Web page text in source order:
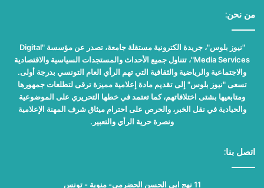
من نحن:
"نيوز بلوس"، جريدة الكترونية مستقلة جامعة، تصدر عن مؤسسة "Digital
Media Services"، تتناول جميع الأحداث والمستجدات السياسية والاقتصادية
والاجتماعية والرياضية والثقافية التي تهم الرأي العام التونسي بدرجة أولى.
تسعى "نيوز بلوس" إلى تقديم مادة إعلامية مميزة ترقى لتطلعات جمهورها
ومتابعيها بشتى اختلافاتهم، كما تعتمد في خطها التحريري على الموضوعية
والحيادية في نقل الخبر، والحرص على احترام ميثاق شرف المهنة الإعلامية
ونصرة حرية الرأي والتعبير.
اتصل بنا:
11 نهج ابي الحسن الحضرمي- منوبة - تونس